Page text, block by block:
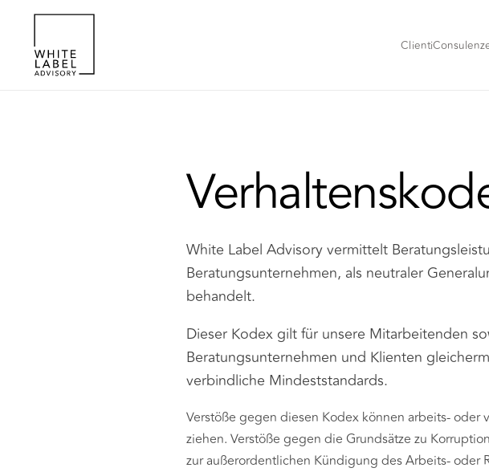
Clienti
White Label Advisory vermittelt
Beratungsunternehmen, als neutraler
behandelt.
Dieser Kodex gilt für unsere Mitarbeitenden
Beratungsunternehmen und Klienten
verbindliche Mindeststandards.
Verstöße gegen diesen Kodex können arbeits- oder
ziehen. Verstöße gegen die Grundsätze zu
zur außerordentlichen Kündigung des Arbeits- oder